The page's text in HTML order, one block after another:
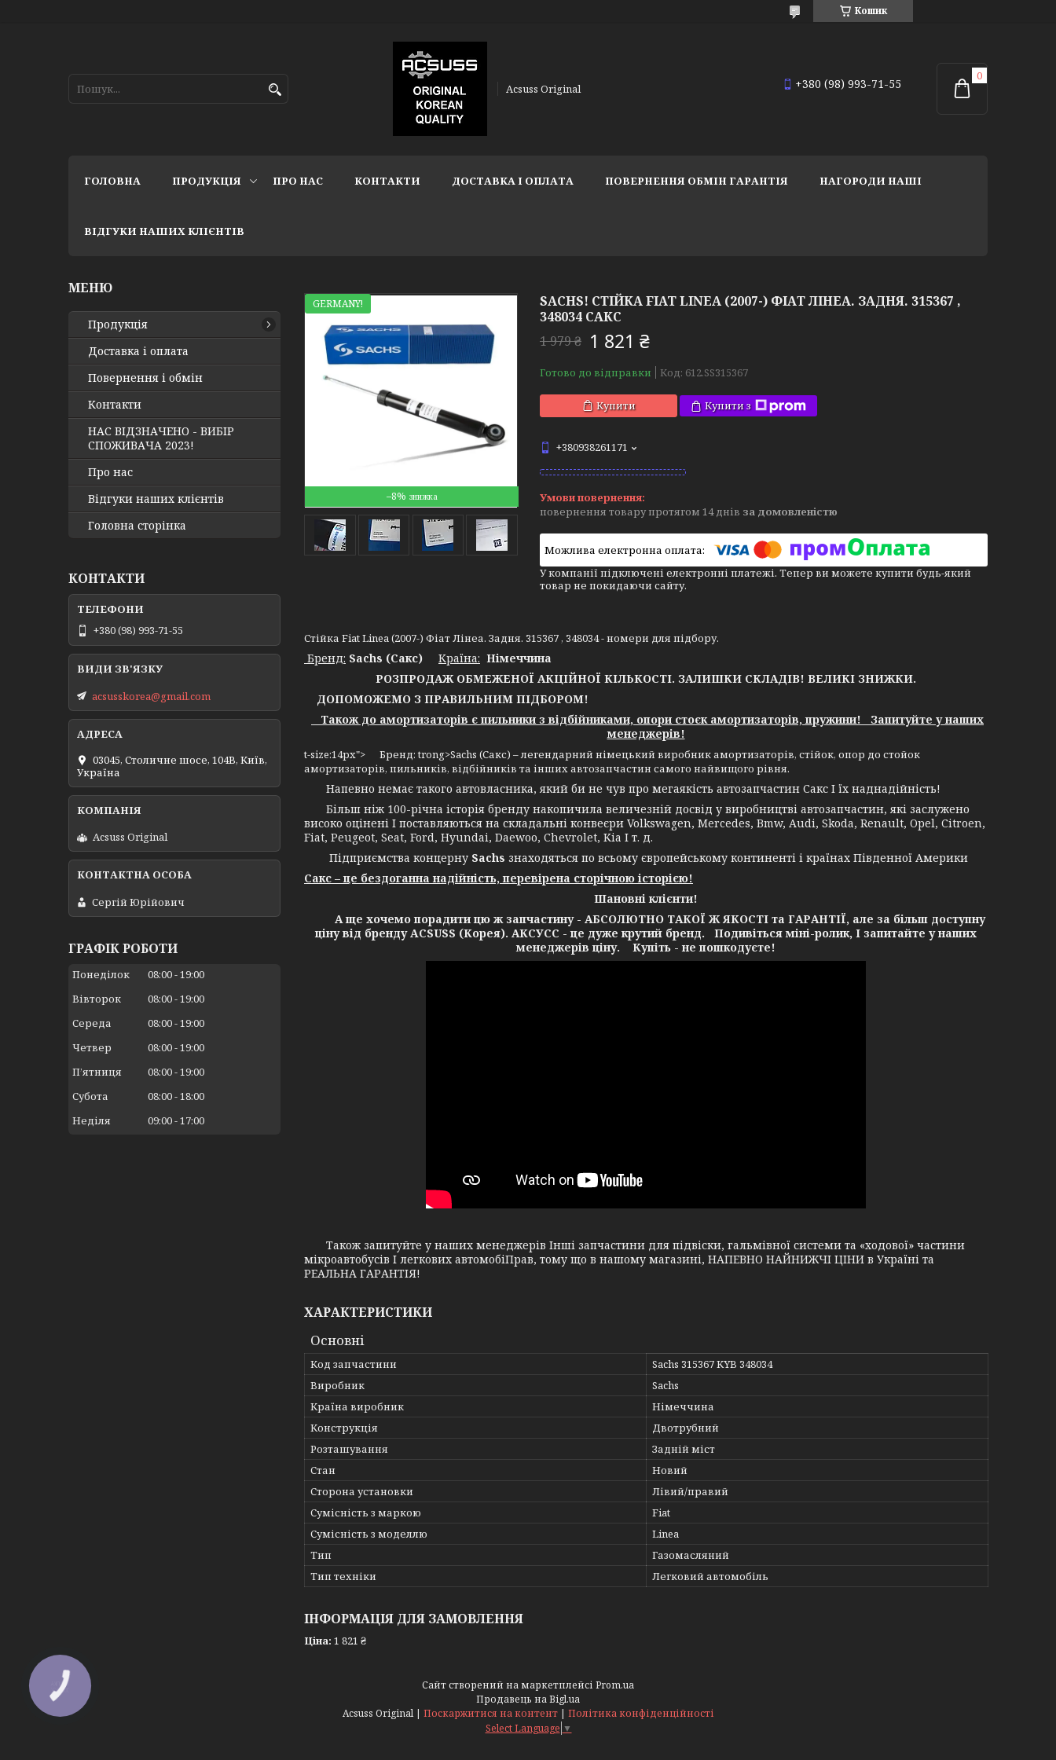
Кошик
Acsuss Original +380 (98) 993-71-55
ГОЛОВНА ПРОДУКЦІЯ ПРО НАС КОНТАКТИ ДОСТАВКА І ОПЛАТА ПОВЕРНЕННЯ ОБМІН ГАРАНТІЯ НАГОРОДИ НАШІ
ВІДГУКИ НАШИХ КЛІЄНТІВ
–8%
GERMANY!
SACHS! СТІЙКА FIAT LINEA (2007-) ФІАТ ЛІНЕА. ЗАДНЯ. 315367 ,
348034 САКС
1 979 ₴ 1 821 ₴
Готово до відправки Код: 612.SS315367
Купити Купити з
+380938261171
повернення товару протягом 14 днів за домовленістю
У компанії підключені електронні платежі. Тепер ви можете купити будь-який
товар не покидаючи сайту.
Стійка Fiat Linea (2007-) Фіат Лінеа. Задня. 315367 , 348034 - номери для підбору.
Бренд: Sachs (Сакс) Країна: Німеччина
РОЗПРОДАЖ ОБМЕЖЕНОЇ АКЦІЙНОЇ КІЛЬКОСТІ. ЗАЛИШКИ СКЛАДІВ! ВЕЛИКІ ЗНИЖКИ.
ДОПОМОЖЕМО З ПРАВИЛЬНИМ ПІДБОРОМ!
Також до амортизаторів є пильники з відбійниками, опори стоєк амортизаторів, пружини! Запитуйте у наших
менеджерів!
t-size:14px"> Бренд: trong>Sachs (Сакс) – легендарний німецький виробник амортизаторів, стійок, опор до стойок
амортизаторів, пильників, відбійників та інших автозапчастин самого найвищого рівня.
Напевно немає такого автовласника, який би не чув про мегаякість автозапчастин Сакс І їх наднадійність!
Більш ніж 100-річна історія бренду накопичила величезній досвід у виробництві автозапчастин, які заслужено
високо оцінені І поставляються на складальні конвеєри Volkswagen, Mercedes, Bmw, Audi, Skoda, Renault, Opel, Citroen,
Fiat, Peugeot, Seat, Ford, Hyundai, Daewoo, Chevrolet, Kia І т. д.
Підприємства концерну Sachs знаходяться по всьому європейському континенті і країнах Південної Америки
Сакс – це бездоганна надійність, перевірена сторічною історією!
Шановні клієнти!
А ще хочемо порадити цю ж запчастину - АБСОЛЮТНО ТАКОЇ Ж ЯКОСТІ та ГАРАНТІЇ, але за більш доступну
ціну від бренду ACSUSS (Корея). АКСУСС - це дуже крутий бренд. Подивіться міні-ролик, І запитайте у наших
менеджерів ціну. Купіть - не пошкодуєте!
Також запитуйте у наших менеджерів Інші запчастини для підвіски, гальмівної системи та «ходової» частини
мікроавтобусів І легкових автомобіПрав, тому що в нашому магазині, НАПЕВНО НАЙНИЖЧІ ЦІНИ в Україні та
РЕАЛЬНА ГАРАНТІЯ!
ХАРАКТЕРИСТИКИ
Основні
Код запчастини
Sachs 315367 KYB 348034
Виробник
Sachs
Країна виробник
Німеччина
Конструкція
Двотрубний
Розташування
Задній міст
Стан
Новий
Сторона установки
Лівий/правий
Сумісність з маркою
Fiat
Сумісність з моделлю
Linea
Тип
Газомасляний
Тип техніки
Легковий автомобіль
ІНФОРМАЦІЯ ДЛЯ ЗАМОВЛЕННЯ
Ціна: 1 821 ₴
Продукція
Доставка і оплата
Повернення і обмін
Контакти
НАС ВІДЗНАЧЕНО - ВИБІР
СПОЖИВАЧА 2023!
Про нас
Відгуки наших клієнтів
Головна сторінка
КОНТАКТИ
+380 (98) 993-71-55
acsusskorea@gmail.com
03045, Столичне шосе, 104B, Київ,
Україна
Acsuss Original
Сергій Юрійович
ГРАФІК РОБОТИ
Понеділок 08:00 19:00
Вівторок
08:00 19:00
Середа
08:00 19:00
Четвер
08:00 19:00
Пʼятниця
08:00 19:00
Субота
08:00 18:00
Неділя
09:00 17:00
Сайт створений на маркетплейсі Prom.ua
Продавець на Bigl.ua
Acsuss Original | Поскаржитися на контент | Політика конфіденційності
Select Language ▼
КНОПКА
ЗВ'ЯЗКУ